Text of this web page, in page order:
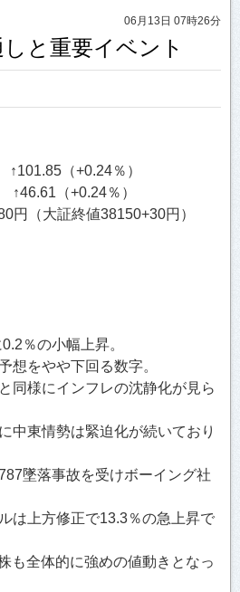
06月13日 07時26分
と重要イベント
（+0.24％）
（+0.24％）
（大証終値38150+30円）
％の小幅上昇。
想をやや下回る数字。
同様にインフレの沈静化が見ら
中東情勢は緊迫化が続いており
墜落事故を受けボーイング社
は上方修正で13.3％の急上昇で
も全体的に強めの値動きとなっ